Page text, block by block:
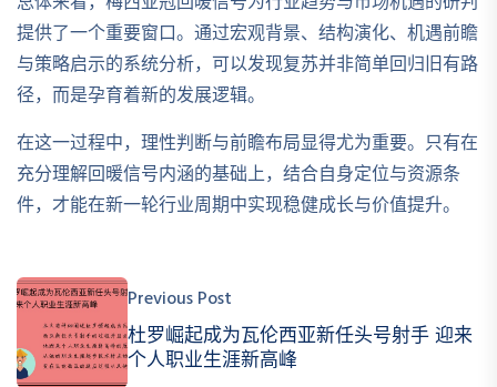
提供了一个重要窗口。通过宏观背景、结构演化、机遇前瞻
与策略启示的系统分析，可以发现复苏并非简单回归旧有路
径，而是孕育着新的发展逻辑。
在这一过程中，理性判断与前瞻布局显得尤为重要。只有在
充分理解回暖信号内涵的基础上，结合自身定位与资源条
件，才能在新一轮行业周期中实现稳健成长与价值提升。
Previous Post
杜罗崛起成为瓦伦西亚新任头号射手 迎来
个人职业生涯新高峰